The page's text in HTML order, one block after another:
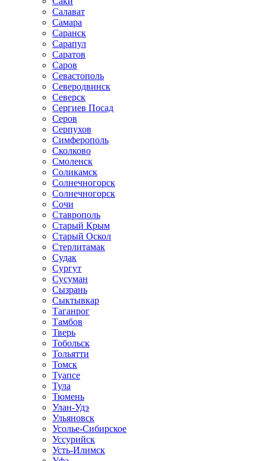
Салават
Самара
Саранск
Сарапул
Саратов
Саров
Севастополь
Северодвинск
Северск
Сергиев Посад
Серов
Серпухов
Симферополь
Сколково
Смоленск
Соликамск
Солнечногорск
Солнечногорск
Сочи
Ставрополь
Старый Крым
Старый Оскол
Стерлитамак
Судак
Сургут
Сусуман
Сызрань
Сыктывкар
Таганрог
Тамбов
Тверь
Тобольск
Тольятти
Томск
Туапсе
Тула
Тюмень
Улан-Удэ
Ульяновск
Усолье-Сибирское
Уссурийск
Усть-Илимск